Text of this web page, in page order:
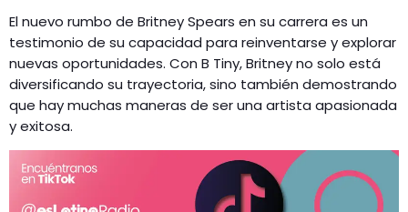
El nuevo rumbo de Britney Spears en su carrera es un
testimonio de su capacidad para reinventarse y explorar
nuevas oportunidades. Con B Tiny, Britney no solo está
diversificando su trayectoria, sino también demostrando
que hay muchas maneras de ser una artista apasionada
y exitosa.